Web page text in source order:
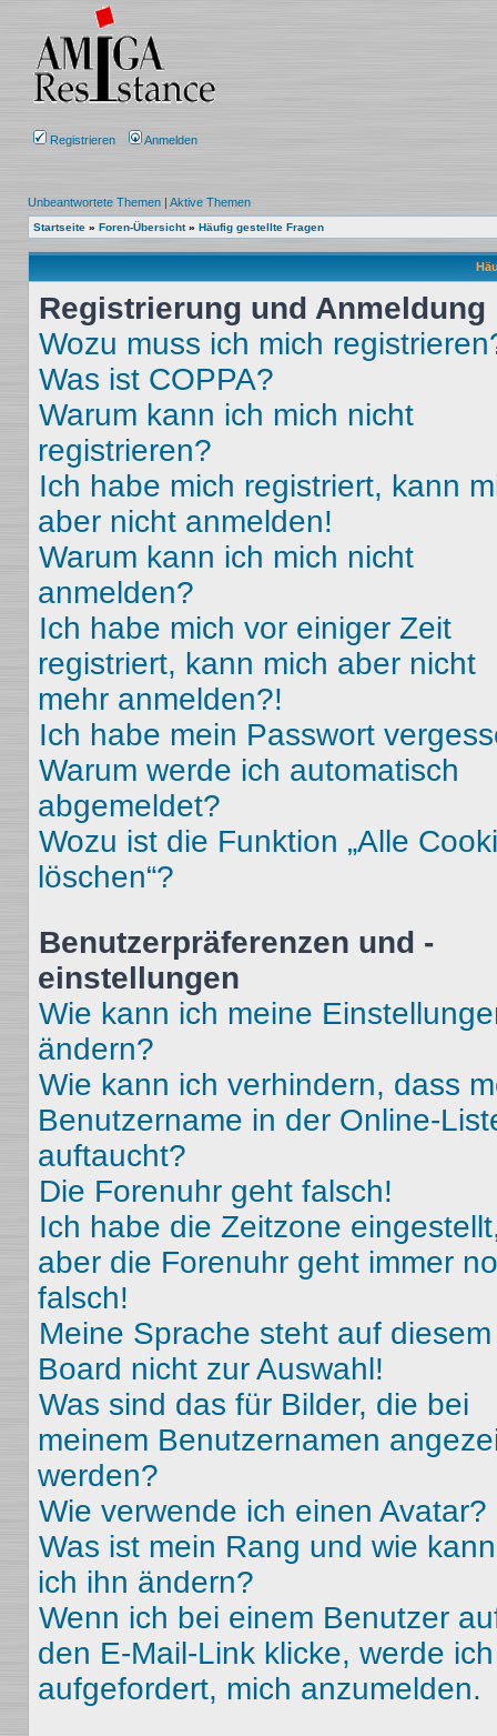
Registrieren Anmelden
Unbeantwortete Themen | Aktive Themen
Startseite » Foren-Übersicht» Häufig gestellte Fragen
Registrierung und Anmeldung
Wozu muss ich mich
Was ist COPPA?
Warum kann ich mich nicht
registrieren?
Ich habe mich registriert, kann
aber nicht anmelden!
Warum kann ich mich nicht
anmelden?
Ich habe mich vor einiger Zeit
registriert, kann mich aber nicht
mehr anmelden?!
Ich habe mein Passwort
Warum werde ich automatisch
abgemeldet?
Wozu ist die Funktion „Alle
löschen“?
Benutzerpräferenzen und -
einstellungen
Wie kann ich meine
ändern?
Wie kann ich verhindern, dass
Benutzername in der Online-
auftaucht?
Die Forenuhr geht falsch!
Ich habe die Zeitzone
aber die Forenuhr geht immer
falsch!
Meine Sprache steht auf diesem
Board nicht zur Auswahl!
Was sind das für Bilder, die bei
meinem Benutzernamen
werden?
Wie verwende ich einen Avatar?
Was ist mein Rang und wie kann
ich ihn ändern?
Wenn ich bei einem Benutzer
den E-Mail-Link klicke, werde ich
aufgefordert, mich anzumelden.